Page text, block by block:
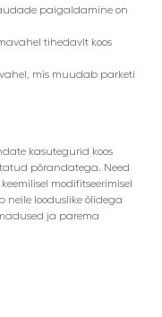
paigaldamine on
tihedavlt koos
mis muudab parketi
kasutegurid koos
põrandatega. Need
modifitseerimisel
neile looduslike õlidega
ja parema